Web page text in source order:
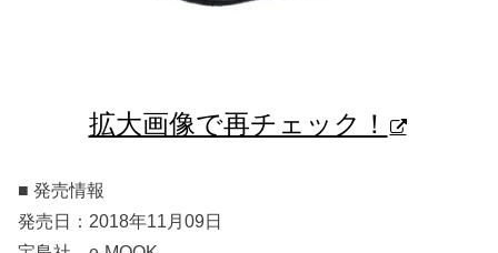
拡大画像で再チェック！
■ 発売情報
発売日：2018年11月09日